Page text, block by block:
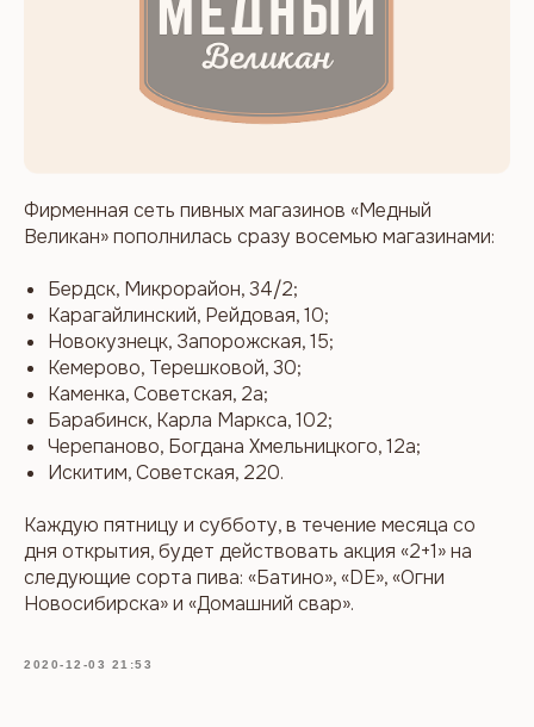
Фирменная сеть пивных магазинов «Медный
Великан» пополнилась сразу восемью магазинами:
Бердск, Микрорайон, 34/2;
Карагайлинский, Рейдовая, 10;
Новокузнецк, Запорожская, 15;
Кемерово, Терешковой, 30;
Каменка, Советская, 2а;
Барабинск, Карла Маркса, 102;
Черепаново, Богдана Хмельницкого, 12а;
Искитим, Советская, 220.
Каждую пятницу и субботу, в течение месяца со
дня открытия, будет действовать акция «2+1» на
следующие сорта пива: «Батино», «DE», «Огни
Новосибирска» и «Домашний свар».
2020-12-03 21:53